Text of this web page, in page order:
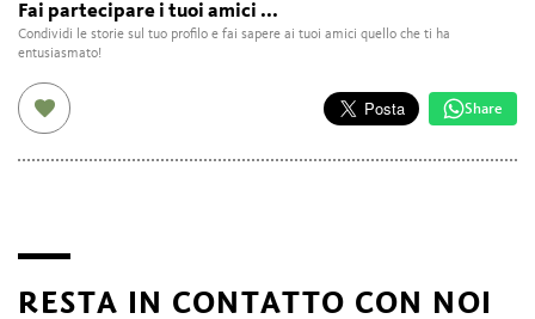
Fai partecipare i tuoi amici ...
Condividi le storie sul tuo profilo e fai sapere ai tuoi amici quello che ti ha
entusiasmato!
Share
RESTA IN CONTATTO CON NOI